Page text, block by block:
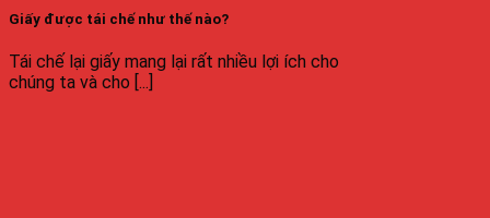
Giấy được tái chế như thế nào?
Tái chế lại giấy mang lại rất nhiều lợi ích cho
chúng ta và cho [...]